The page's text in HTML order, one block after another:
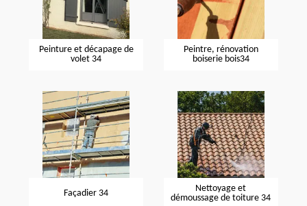
Peinture et décapage de
volet 34
Peintre, rénovation
boiserie bois34
Façadier 34
Nettoyage et
démoussage de toiture 34